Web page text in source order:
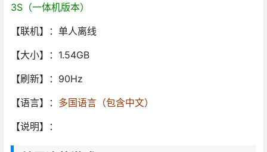
3S（一体机版本）
【联机】：单人离线
【大小】：1.54GB
【刷新】：90Hz
【语言】： 多国语言（包含中文）
【说明】：